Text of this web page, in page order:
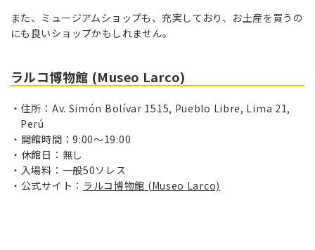
また、ミュージアムショップも、充実しており、お土産を買うの
にも良いショップかもしれません。
ラルコ博物館 (Museo Larco)
住所：Av. Simón Bolívar 1515, Pueblo Libre, Lima 21,
Perú
開館時間：9:00～19:00
休館日：無し
入場料：一般50ソレス
公式サイト： ラルコ博物館 (Museo Larco)